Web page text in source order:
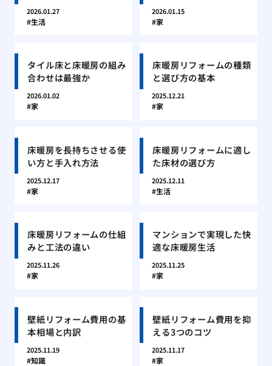
2026.01.27
生活
2026.01.15
家
タイル床と床暖房の組み
合わせは最強か
2026.01.02
家
床暖房リフォームの種類
と選び方の基本
2025.12.21
家
床暖房を長持ちさせる使
い方と手入れ方法
2025.12.17
家
床暖房リフォームに適し
た床材の選び方
2025.12.11
生活
床暖房リフォームの仕組
みと工法の違い
2025.11.26
家
マンションで実現した快
適な床暖房生活
2025.11.25
家
壁紙リフォーム費用の基
本相場と内訳
2025.11.19
知識
壁紙リフォーム費用を抑
える3つのコツ
2025.11.17
家